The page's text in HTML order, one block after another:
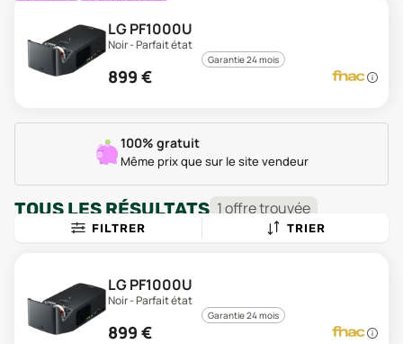
LG PF1000U
Noir - Parfait état
Garantie 24 mois
899 €
100% gratuit
Même prix que sur le site vendeur
TOUS LES RÉSULTATS 1offretrouvée
FILTRER TRIER
LG PF1000U
Noir - Parfait état
Garantie 24 mois
899 €